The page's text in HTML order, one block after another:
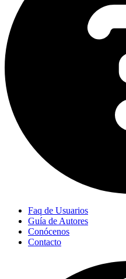
Faq de Usuarios
Guía de Autores
Conócenos
Contacto